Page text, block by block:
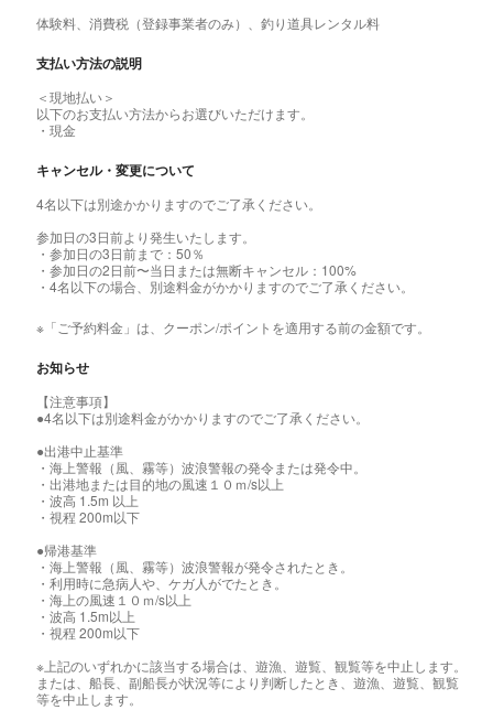
体験料、消費税（登録事業者のみ）、釣り道具レンタル料
支払い方法の説明
＜現地払い＞
以下のお支払い方法からお選びいただけます。
・現金
キャンセル・変更について
4名以下は別途かかりますのでご了承ください。
参加日の3日前より発生いたします。
・参加日の3日前まで：50％
・参加日の2日前〜当日または無断キャンセル：100%
・4名以下の場合、別途料金がかかりますのでご了承ください。
※「ご予約料金」は、クーポン/ポイントを適用する前の金額です。
お知らせ
【注意事項】
●4名以下は別途料金がかかりますのでご了承ください。
●出港中止基準
・海上警報（風、霧等）波浪警報の発令または発令中。
・出港地または目的地の風速１０ｍ/s以上
・波高 1.5m 以上
・視程 200m以下
●帰港基準
・海上警報（風、霧等）波浪警報が発令されたとき。
・利用時に急病人や、ケガ人がでたとき。
・海上の風速１０ｍ/s以上
・波高 1.5m以上
・視程 200m以下
※上記のいずれかに該当する場合は、遊漁、遊覧、観覧等を中止します。
または、船長、副船長が状況等により判断したとき、遊漁、遊覧、観覧
等を中止します。